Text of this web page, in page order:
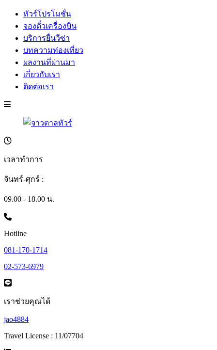
ทัวร์โปรโมชั่น
จองตั๋วเครื่องบิน
บริการยื่นวีซ่า
บทความท่องเที่ยว
ผลงานที่ผ่านมา
เกี่ยวกับเรา
ติดต่อเรา
เวลาทำการ
จันทร์-ศุกร์ :
09.00 - 18.00 น.
Hotline
081-170-1714
02-573-6979
เราช่วยคุณได้
jao4884
Travel License : 11/07704